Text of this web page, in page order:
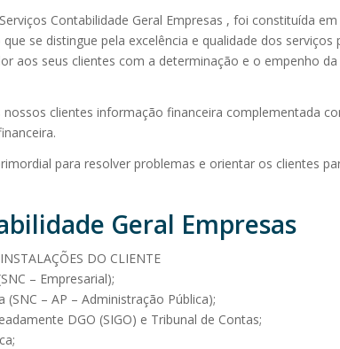
Contabilidade Geral Empresas , foi constituída em
se distingue pela excelência e qualidade dos serviços
aos seus clientes com a determinação e o empenho da
clientes informação financeira complementada
para resolver problemas e orientar os clientes
Geral Empresas
DO CLIENTE
– Empresarial);
– AP – Administração Pública);
DGO (SIGO) e Tribunal de Contas;